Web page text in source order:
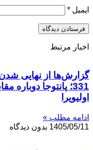
ایمیل *
اخبار مرتبط
331؛ پانتوجا
اولیویرا
ادامه مطلب »
1405/05/11 بدون دیدگاه